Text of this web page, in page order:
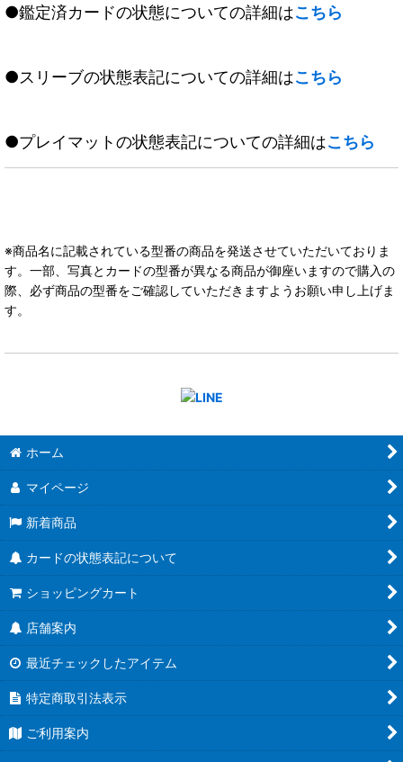
●鑑定済カードの状態についての詳細はこちら
●スリーブの状態表記についての詳細はこちら
●プレイマットの状態表記についての詳細はこちら
※商品名に記載されている型番の商品を発送させていただいておりま
す。一部、写真とカードの型番が異なる商品が御座いますので購入の
際、必ず商品の型番をご確認していただきますようお願い申し上げま
す。
ホーム
マイページ
新着商品
カードの状態表記について
ショッピングカート
店舗案内
最近チェックしたアイテム
特定商取引法表示
ご利用案内